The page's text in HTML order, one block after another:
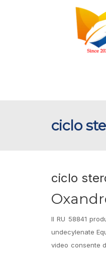
ciclo
ciclo
Il RU 58841
undecylenate
video consente